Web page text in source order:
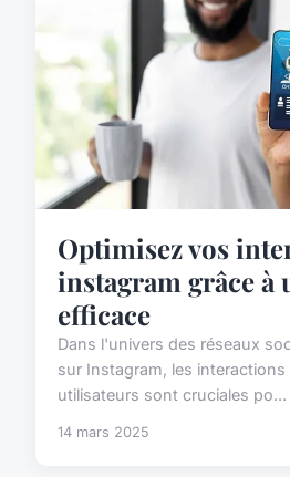
Optimisez vos
instagram grâce à
efficace
Dans l'univers des réseaux
sur Instagram, les interactions
utilisateurs sont cruciales po...
14 mars 2025